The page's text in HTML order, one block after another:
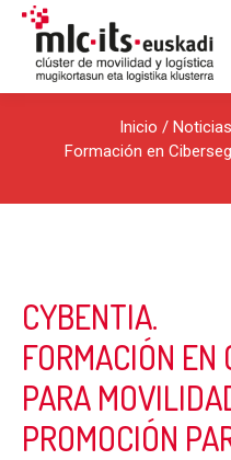
Inicio / Noticias
Formación en
CYBENTIA.
FORMACIÓN EN
PARA
PROMOCIÓN